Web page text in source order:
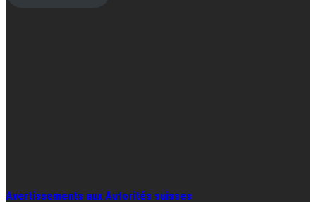
Avertissements aux Autorités suisses